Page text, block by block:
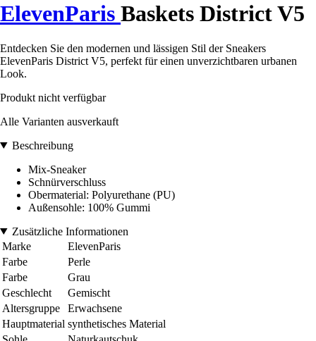
ElevenParis Baskets District V5
Entdecken Sie den modernen und lässigen Stil der Sneakers
ElevenParis District V5, perfekt für einen unverzichtbaren urbanen
Look.
Produkt nicht verfügbar
Alle Varianten ausverkauft
Beschreibung
Mix-Sneaker
Schnürverschluss
Obermaterial: Polyurethane (PU)
Außensohle: 100% Gummi
Zusätzliche Informationen
Marke
ElevenParis
Farbe
Perle
Farbe
Grau
Geschlecht
Gemischt
Altersgruppe
Erwachsene
Hauptmaterial synthetisches Material